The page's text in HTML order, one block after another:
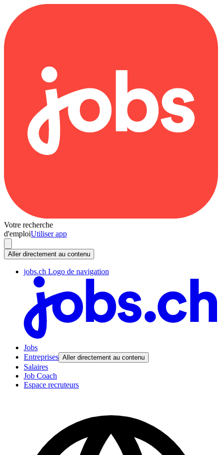
Votre recherche
d'emploiUtiliser app
Aller directement au contenu
jobs.ch Logo de navigation
Jobs
Entreprises Aller directement au contenu
Salaires
Job Coach
Espace recruteurs